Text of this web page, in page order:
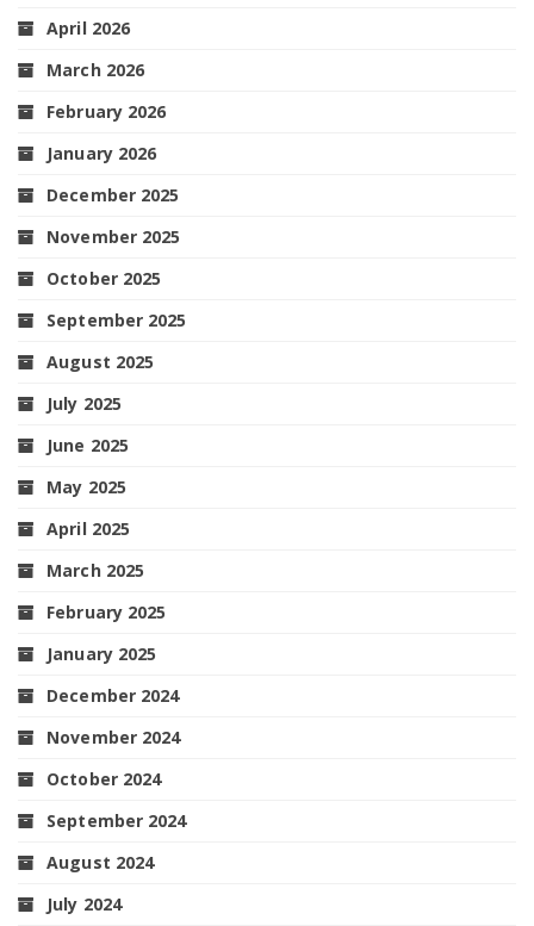
April 2026
March 2026
February 2026
January 2026
December 2025
November 2025
October 2025
September 2025
August 2025
July 2025
June 2025
May 2025
April 2025
March 2025
February 2025
January 2025
December 2024
November 2024
October 2024
September 2024
August 2024
July 2024